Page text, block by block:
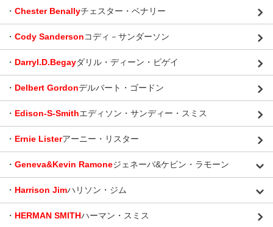
・ Chester Benallyチェスター・ベナリー
・ Cody Sandersonコディ－サンダーソン
・ Darryl.D.Begayダリル・ディーン・ビゲイ
・ Delbert Gordonデルバート・ゴードン
・ Edison-S-Smithエディソン・サンディー・スミス
・ Ernie Listerアーニー・リスター
・ Geneva&Kevin Ramoneジェネーバ&ケビン・ラモーン
・ Harrison Jimハリソン・ジム
・ HERMAN SMITHハーマン・スミス